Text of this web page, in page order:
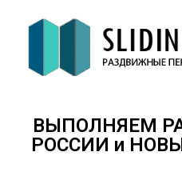
ВЫПОЛНЯЕМ
РОСCИИ и